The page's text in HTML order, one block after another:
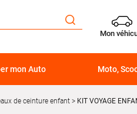
Mon
mon Auto Moto,
de ceinture enfant KIT VOYAGE